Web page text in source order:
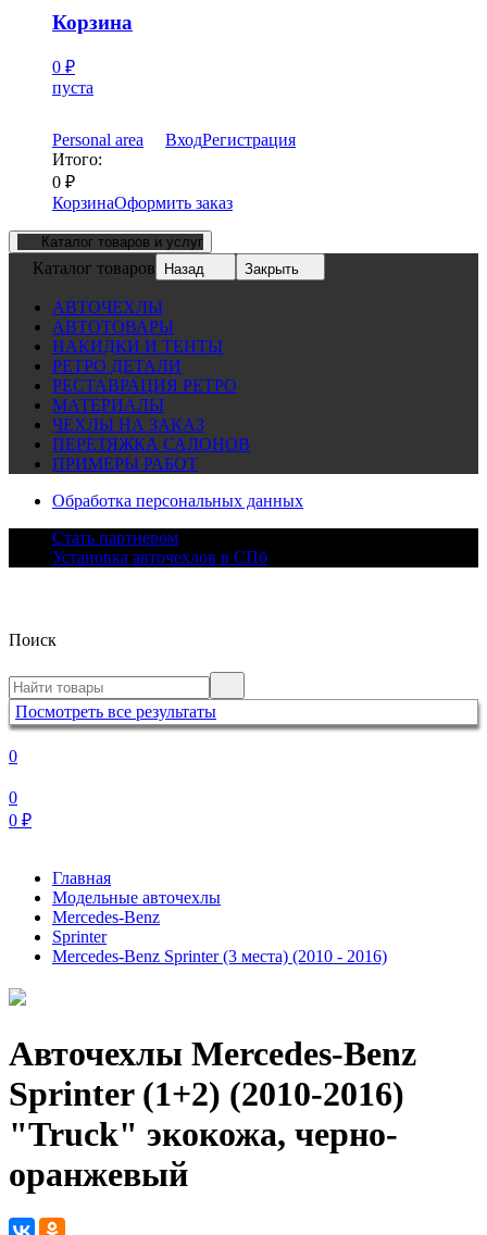
Корзина
0 ₽
пуста
Personal area ВходРегистрация
Итого:
0 ₽
КорзинаОформить заказ
Каталог товаров и услуг
Каталог товаров Назад Закрыть
АВТОЧЕХЛЫ
АВТОТОВАРЫ
НАКИДКИ И ТЕНТЫ
РЕТРО ДЕТАЛИ
РЕСТАВРАЦИЯ РЕТРО
МАТЕРИАЛЫ
ЧЕХЛЫ НА ЗАКАЗ
ПЕРЕТЯЖКА САЛОНОВ
ПРИМЕРЫ РАБОТ
Обработка персональных данных
Стать партнером
Установка авточехлов в СПб
Поиск
Посмотреть все результаты
0
0
0 ₽
Главная
Модельные авточехлы
Mercedes-Benz
Sprinter
Mercedes-Benz Sprinter (3 места) (2010 - 2016)
Авточехлы Mercedes-Benz
Sprinter (1+2) (2010-2016)
"Truck" экокожа, черно-
оранжевый